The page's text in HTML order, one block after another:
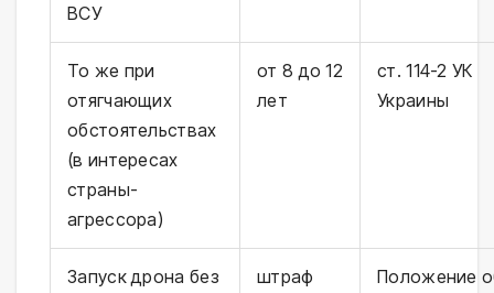
ВСУ
То же при
отягчающих
обстоятельствах
(в интересах
страны-
агрессора)
от 8 до 12
лет
ст. 114-2 УК
Украины
Запуск дрона без
штраф
Положение